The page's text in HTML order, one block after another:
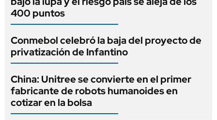
400 puntos
Conmebol celebró la baja del proyecto de
privatización de Infantino
China: Unitree se convierte en el primer
fabricante de robots humanoides en
cotizar en la bolsa